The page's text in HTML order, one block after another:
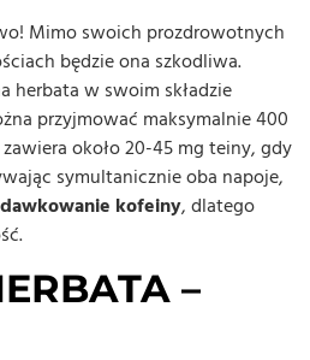
Mimo swoich prozdrowotnych
będzie ona szkodliwa.
herbata w swoim składzie
przyjmować maksymalnie 400
około 20-45 mg teiny, gdy
symultanicznie oba napoje,
kofeiny, dlatego
–